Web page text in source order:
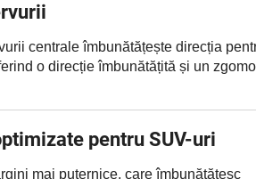
centrale îmbunătățește direcția
o direcție îmbunătățită și un
pentru SUV-uri
mai puternice, care îmbunătățesc